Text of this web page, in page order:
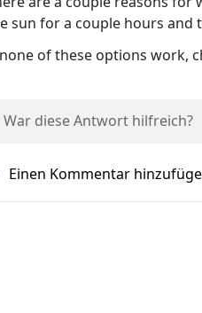
sun for a couple hours and
of these options work,
War diese Antwort hilfreich?
Einen Kommentar